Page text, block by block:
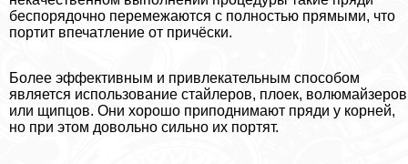
беспорядочно перемежаются с полностью прямыми, что
портит впечатление от причёски.
Более эффективным и привлекательным способом
является использование стайлеров, плоек, волюмайзеров
или щипцов. Они хорошо приподнимают пряди у корней,
но при этом довольно сильно их портят.